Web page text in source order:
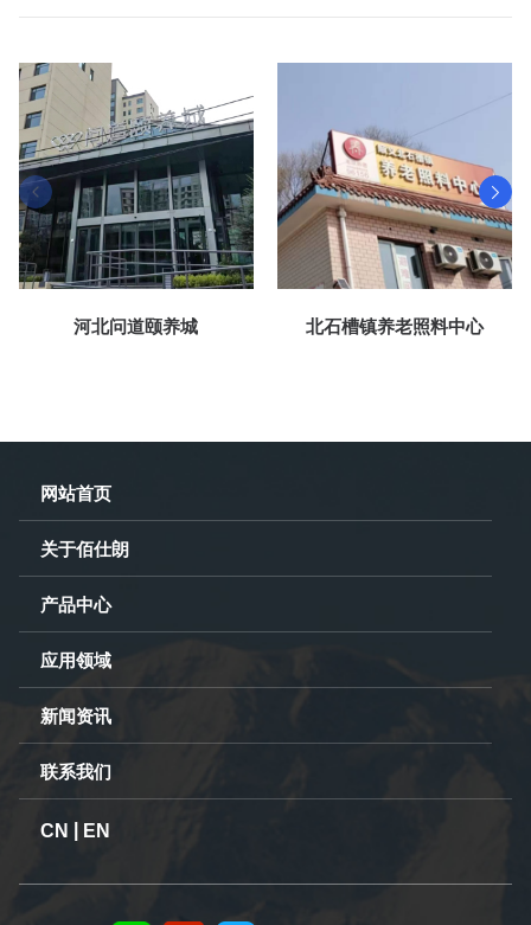
河北问道颐养城 北石槽镇养老照料中心
网站首页
关于佰仕朗
产品中心
应用领域
新闻资讯
联系我们
CN EN